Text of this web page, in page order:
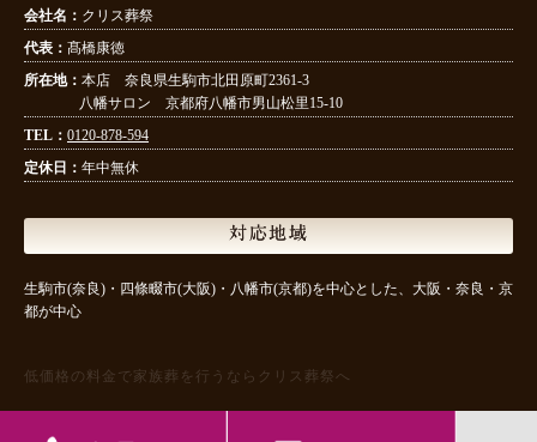
会社名： クリス葬祭
代表： 髙橋康徳
所在地： 本店 奈良県生駒市北田原町2361-3
八幡サロン 京都府八幡市男山松里15-10
TEL： 0120-878-594
定休日： 年中無休
対応地域
生駒市(奈良)・四條畷市(大阪)・八幡市(京都)を中心とした、大阪・奈良・京
都が中心
低価格の料金で家族葬を行うならクリス葬祭へ